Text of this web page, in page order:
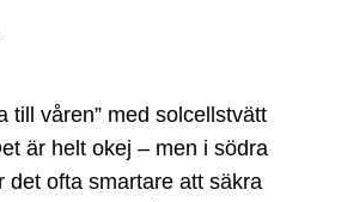
till våren” med solcellstvätt
är helt okej – men i södra
det ofta smartare att säkra